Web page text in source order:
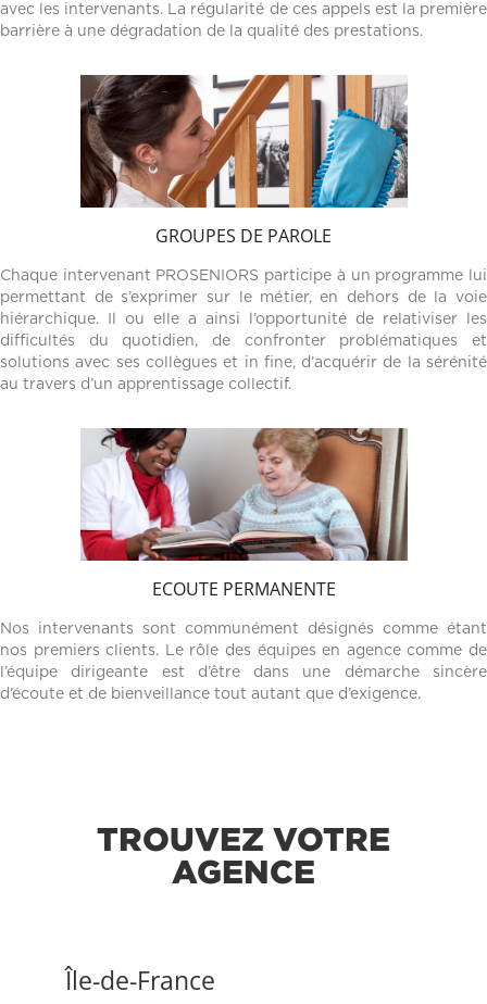
avec les intervenants. La régularité de ces appels est la première
barrière à une dégradation de la qualité des prestations.
GROUPES DE PAROLE
Chaque intervenant PROSENIORS participe à un programme lui
permettant de s’exprimer sur le métier, en dehors de la voie
hiérarchique. Il ou elle a ainsi l’opportunité de relativiser les
difficultés du quotidien, de confronter problématiques et
solutions avec ses collègues et in fine, d’acquérir de la sérénité
au travers d’un apprentissage collectif.
ECOUTE PERMANENTE
Nos intervenants sont communément désignés comme étant
nos premiers clients. Le rôle des équipes en agence comme de
l’équipe dirigeante est d’être dans une démarche sincère
d’écoute et de bienveillance tout autant que d’exigence.
TROUVEZ VOTRE
AGENCE
Île-de-France